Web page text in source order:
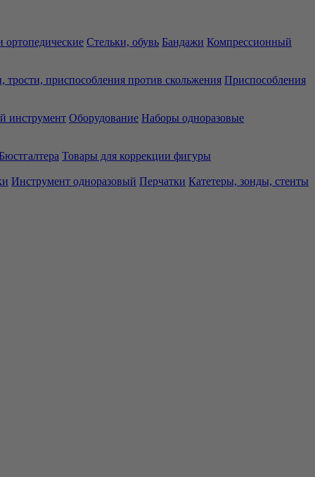
ортопедические Стельки, обувь Бандажи Компрессионный
трости, приспособления против скольжения Приспособления
инструмент Оборудование Наборы одноразовые
Бюстгалтера Товары для коррекции фигуры
Инструмент одноразовый Перчатки Катетеры, зонды, стенты